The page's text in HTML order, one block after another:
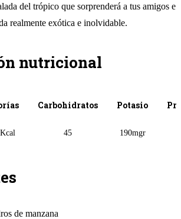
del trópico que sorprenderá a tus amigos e
realmente exótica e inolvidable.
nutricional
Carbohidratos Potasio
45 190mgr
de manzana